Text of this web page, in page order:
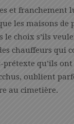
et
les maisons
le choix s’ils
chauffeurs qui
qu’ils
oublient
au cimetière.